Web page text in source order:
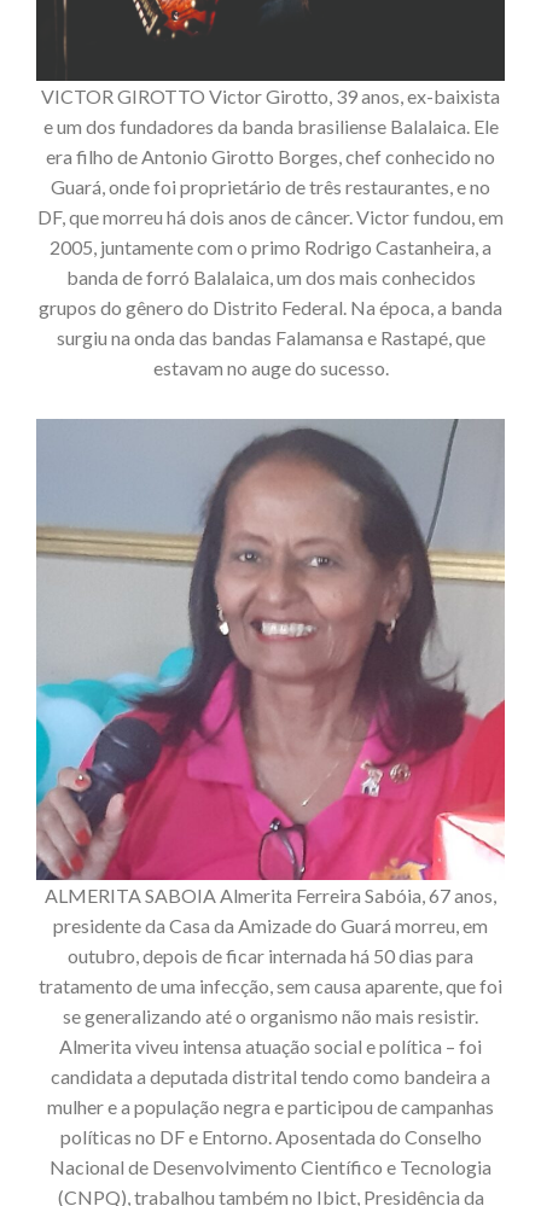
VICTOR GIROTTO Victor Girotto, 39 anos, ex-baixista
e um dos fundadores da banda brasiliense Balalaica. Ele
era filho de Antonio Girotto Borges, chef conhecido no
Guará, onde foi proprietário de três restaurantes, e no
DF, que morreu há dois anos de câncer. Victor fundou, em
2005, juntamente com o primo Rodrigo Castanheira, a
banda de forró Balalaica, um dos mais conhecidos
grupos do gênero do Distrito Federal. Na época, a banda
surgiu na onda das bandas Falamansa e Rastapé, que
estavam no auge do sucesso.
ALMERITA SABOIA Almerita Ferreira Sabóia, 67 anos,
presidente da Casa da Amizade do Guará morreu, em
outubro, depois de ficar internada há 50 dias para
tratamento de uma infecção, sem causa aparente, que foi
se generalizando até o organismo não mais resistir.
Almerita viveu intensa atuação social e política – foi
candidata a deputada distrital tendo como bandeira a
mulher e a população negra e participou de campanhas
políticas no DF e Entorno. Aposentada do Conselho
Nacional de Desenvolvimento Científico e Tecnologia
(CNPQ), trabalhou também no Ibict, Presidência da